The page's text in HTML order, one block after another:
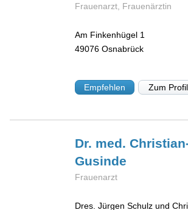
Frauenarzt, Frauenärztin
Am Finkenhügel 1
49076 Osnabrück
Empfehlen Zum Profil
Dr. med.
Gusinde
Frauenarzt
Dres. Jürgen Schulz und